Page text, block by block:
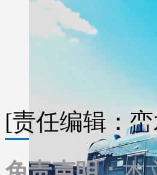
[责任编辑：